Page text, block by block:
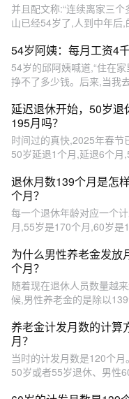
并且配文称:“连续离家三
山已经54岁了,人到中年后
54岁阿姨：每月工资4
54岁的邱阿姨喊道,“住在
挣不了多少钱。后来,当我
延迟退休开始，50岁
195月吗？
时间过的真快,2025年春节
50岁延退1个月,延退6个月
退休月数139个月是怎
个月？
每一个退休年龄对应一个
月,55岁是170个月,60岁
为什么男性养老金发放
个月？
随着现在退休人员数量越
候,男性养老金的是除以
养老金计发月数的计算
月？
当时的计发月数是120个
50岁或者55岁退休、男性